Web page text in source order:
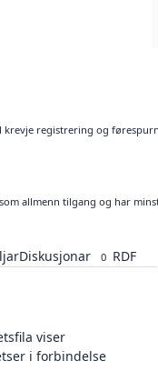
registrering og
allmenn tilgang og har
Diskusjonar 0 RDF
viser
i forbindelse